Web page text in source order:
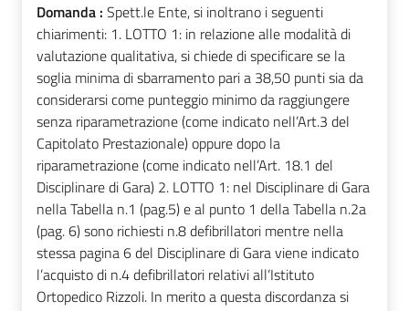
Domanda : Spett.le Ente, si inoltrano i seguenti
chiarimenti: 1. LOTTO 1: in relazione alle modalità di
valutazione qualitativa, si chiede di specificare se la
soglia minima di sbarramento pari a 38,50 punti sia da
considerarsi come punteggio minimo da raggiungere
senza riparametrazione (come indicato nell’Art.3 del
Capitolato Prestazionale) oppure dopo la
riparametrazione (come indicato nell’Art. 18.1 del
Disciplinare di Gara) 2. LOTTO 1: nel Disciplinare di Gara
nella Tabella n.1 (pag.5) e al punto 1 della Tabella n.2a
(pag. 6) sono richiesti n.8 defibrillatori mentre nella
stessa pagina 6 del Disciplinare di Gara viene indicato
l’acquisto di n.4 defibrillatori relativi all’Istituto
Ortopedico Rizzoli. In merito a questa discordanza si